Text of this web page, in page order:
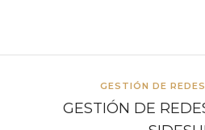
GESTIÓN DE
GESTIÓN DE